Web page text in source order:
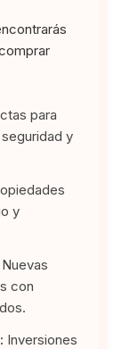
para
y
y
Nuevas
con
Inversiones